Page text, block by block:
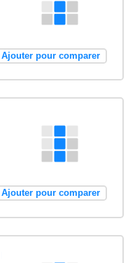
Ajouter pour comparer
Ajouter pour comparer